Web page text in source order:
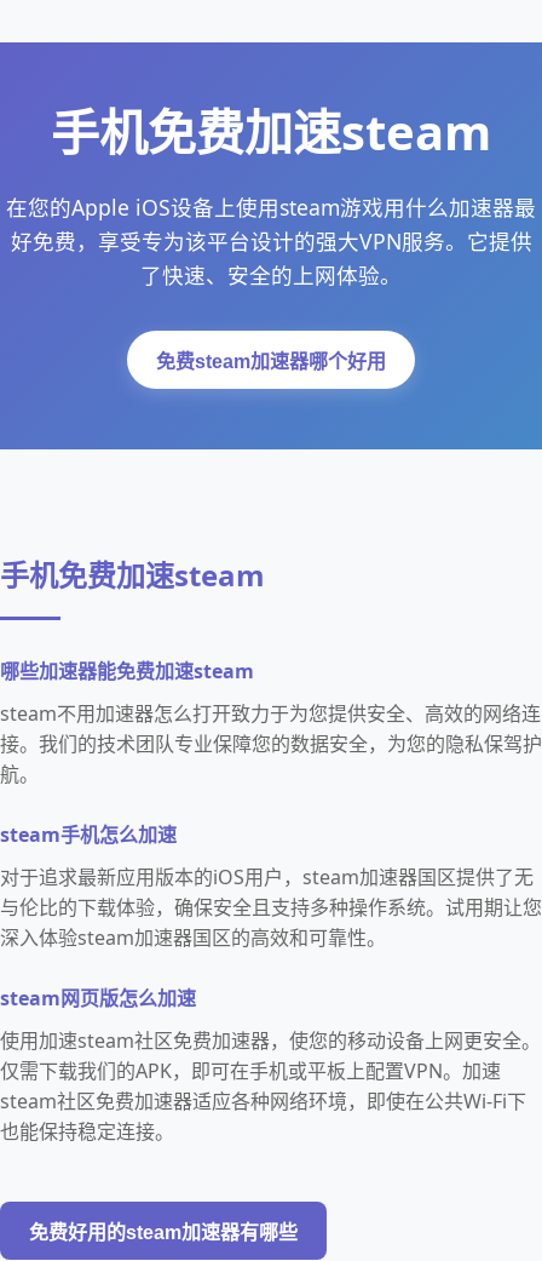
手机免费加速steam
在您的Apple iOS设备上使用steam游戏用什么加速器最
好免费，享受专为该平台设计的强大VPN服务。它提供
了快速、安全的上网体验。
免费steam加速器哪个好用
手机免费加速steam
哪些加速器能免费加速steam
steam不用加速器怎么打开致力于为您提供安全、高效的网络连
接。我们的技术团队专业保障您的数据安全，为您的隐私保驾护
航。
steam手机怎么加速
对于追求最新应用版本的iOS用户，steam加速器国区提供了无
与伦比的下载体验，确保安全且支持多种操作系统。试用期让您
深入体验steam加速器国区的高效和可靠性。
steam网页版怎么加速
使用加速steam社区免费加速器，使您的移动设备上网更安全。
仅需下载我们的APK，即可在手机或平板上配置VPN。加速
steam社区免费加速器适应各种网络环境，即使在公共Wi-Fi下
也能保持稳定连接。
免费好用的steam加速器有哪些